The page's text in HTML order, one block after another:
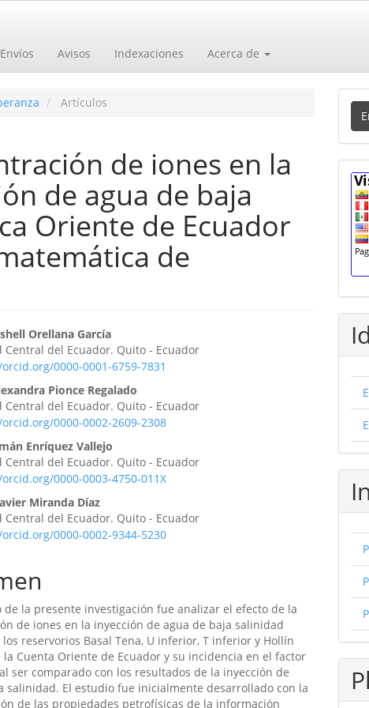
Envíos Avisos Indexaciones Acerca de
Artículos
de iones en la
de agua de baja
Oriente de Ecuador
de
Orellana García
Central del Ecuador. Quito - Ecuador
0000-0001-6759-7831
Pionce Regalado
Central del Ecuador. Quito - Ecuador
0000-0002-2609-2308
Enríquez Vallejo
Central del Ecuador. Quito - Ecuador
0000-0003-4750-011X
Miranda Díaz
Central del Ecuador. Quito - Ecuador
0000-0002-9344-5230
de la presente investigación fue analizar el efecto de la
de iones en la inyección de agua de baja salinidad
reservorios Basal Tena, U inferior, T inferior y Hollín
Cuenta Oriente de Ecuador y su incidencia en el factor
ser comparado con los resultados de la inyección de
salinidad. El estudio fue inicialmente desarrollado con la
de las propiedades petrofísicas de la información
un